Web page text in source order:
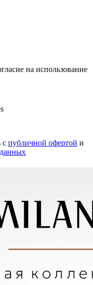
на использование
с публичной офертой и